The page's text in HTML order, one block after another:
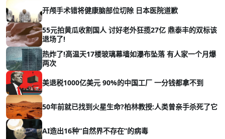
开颅手术错将健康脑部位切除 日本医院道歉
55元拍黄瓜收割国人 讨好老外狂揽27亿 鼎泰丰的双标该
退场了!
热炸了!高温天17楼玻璃幕墙如瀑布坠落 有人家一个月爆
两次
美退税1000亿美元 90%的中国工厂 一分钱都拿不到
50年前就已找到火星生命?柏林教授:人类曾亲手杀死了它
AI造出16种“自然界不存在”的病毒